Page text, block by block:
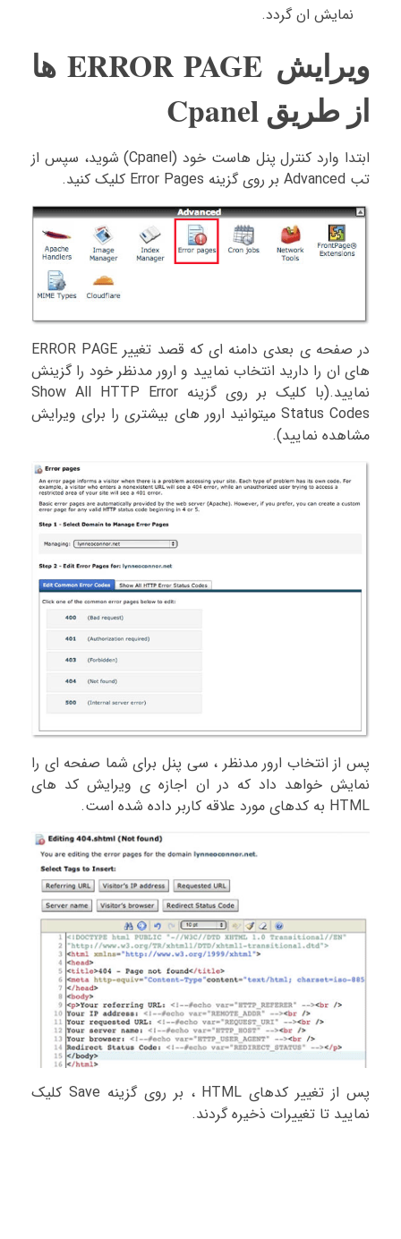
نمایش ان گردد.
ویرایش ERROR PAGE ها
از طریق Cpanel
ابتدا وارد کنترل پنل هاست خود (Cpanel) شوید، سپس از
تب Advanced بر روی گزینه Error Pages کلیک کنید.
در صفحه ی بعدی دامنه ای که قصد تغییر ERROR PAGE
های ان را دارید انتخاب نمایید و ارور مدنظر خود را گزینش
نمایید.(با کلیک بر روی گزینه Show All HTTP Error
Status Codes میتوانید ارور های بیشتری را برای ویرایش
مشاهده نمایید).
پس از انتخاب ارور مدنظر ، سی پنل برای شما صفحه ای را
نمایش خواهد داد که در ان اجازه ی ویرایش کد های
HTML به کدهای مورد علاقه کاربر داده شده است.
پس از تغییر کدهای HTML ، بر روی گزینه Save کلیک
نمایید تا تغییرات ذخیره گردند.